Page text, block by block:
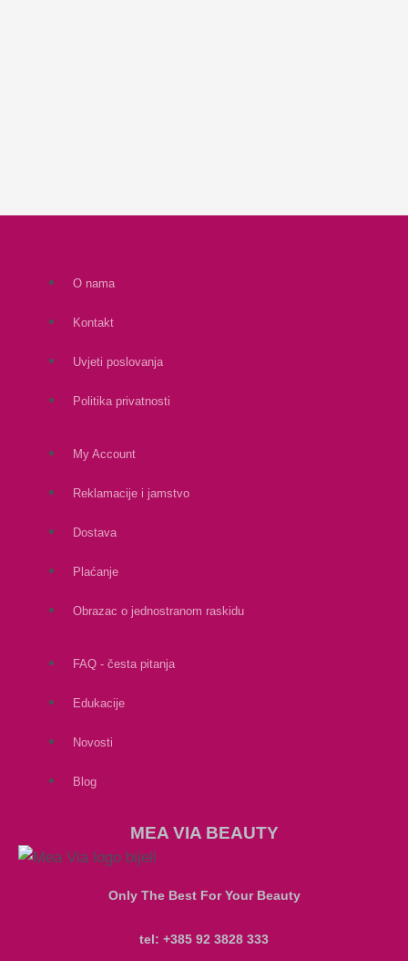
O nama
Kontakt
Uvjeti poslovanja
Politika privatnosti
My Account
Reklamacije i jamstvo
Dostava
Plaćanje
Obrazac o jednostranom raskidu
FAQ - česta pitanja
Edukacije
Novosti
Blog
MEA VIA BEAUTY
Only The Best For Your Beauty
tel: +385 92 3828 333